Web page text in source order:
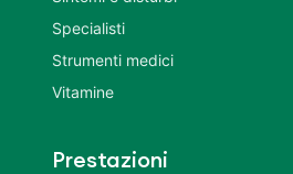
Specialisti
Strumenti medici
Vitamine
Prestazioni